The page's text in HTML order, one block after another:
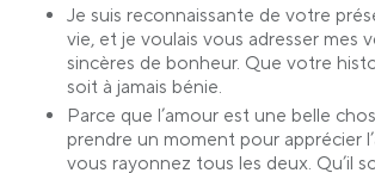
Je suis reconnaissante de votre
vie, et je voulais vous adresser mes
sincères de bonheur. Que votre
soit à jamais bénie.
Parce que l’amour est une belle
prendre un moment pour apprécier
vous rayonnez tous les deux. Qu’il